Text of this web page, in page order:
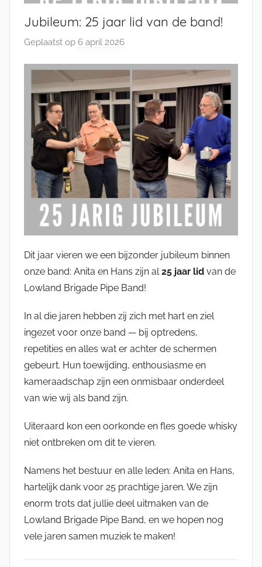
Jubileum: 25 jaar lid van de band!
Geplaatst op 6 april 2026
o
r
J
l
l
a
n
Dit jaar vieren we een bijzonder jubileum binnen
onze band: Anita en Hans zijn al25 jaar lid van de
Lowland Brigade Pipe Band!
In al die jaren hebben zij zich met hart en ziel
ingezet voor onze band — bij optredens,
repetities en alles wat er achter de schermen
gebeurt. Hun toewijding, enthousiasme en
kameraadschap zijn een onmisbaar onderdeel
van wie wij als band zijn.
Uiteraard kon een oorkonde en fles goede whisky
niet ontbreken om dit te vieren.
Namens het bestuur en alle leden: Anita en Hans,
hartelijk dank voor 25 prachtige jaren. We zijn
enorm trots dat jullie deel uitmaken van de
Lowland Brigade Pipe Band, en we hopen nog
vele jaren samen muziek te maken!